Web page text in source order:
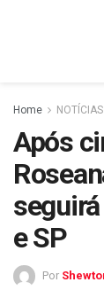
Home NOTÍCIAS
Após
e SP
Por